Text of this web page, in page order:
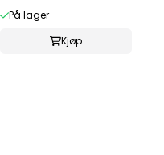
På lager
Kjøp